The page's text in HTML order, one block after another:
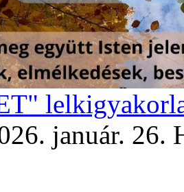
január. 26.